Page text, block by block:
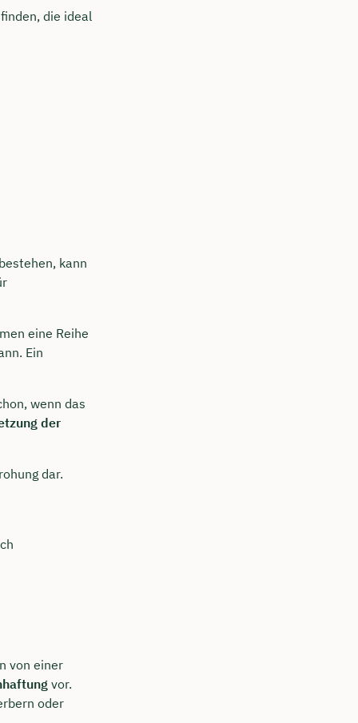
die ideal
kann
eine Reihe
Ein
wenn das
der
dar.
von einer
vor.
oder